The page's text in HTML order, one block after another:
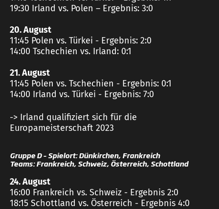
19:30 Irland vs. Polen – Ergebnis: 3:0
20. August
11:45 Polen vs. Türkei - Ergebnis: 2:0
14:00 Tschechien vs. Irland: 0:1
21. August
11:45 Polen vs. Tschechien - Ergebnis: 0:1
14:00 Irland vs. Türkei - Ergebnis: 7:0
-> Irland qualifiziert sich für die
Europameisterschaft 2023
Gruppe D – Spielort: Dünkirchen, Frankreich
Teams: Frankreich, Schweiz, Österreich, Schottland
24. August
16:00 Frankreich vs. Schweiz - Ergebnis 2:0
18:15 Schottland vs. Österreich - Ergebnis 4:0